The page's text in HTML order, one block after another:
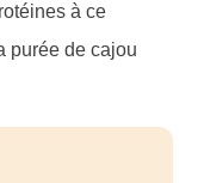
à ce
purée de cajou